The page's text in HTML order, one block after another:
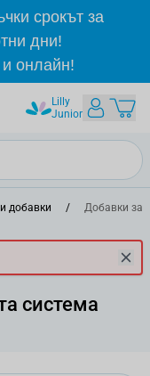
срокът за
дни!
и онлайн!
Lilly
Junior
добавки / Добавки за
система